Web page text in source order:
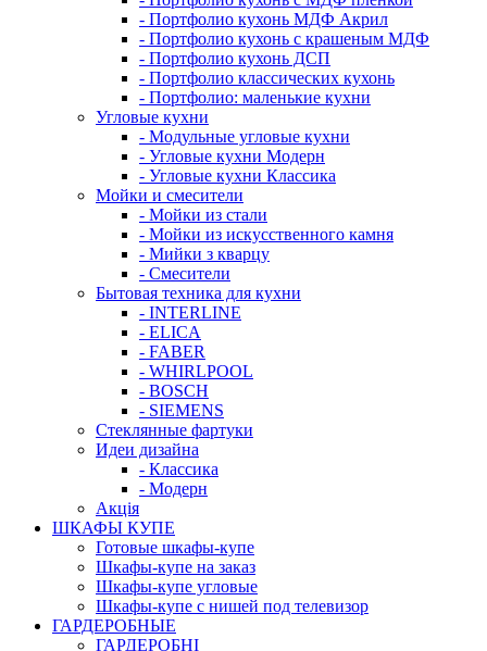
- Портфолио кухонь МДФ Акрил
- Портфолио кухонь с крашеным МДФ
- Портфолио кухонь ДСП
- Портфолио классических кухонь
- Портфолио: маленькие кухни
Угловые кухни
- Модульные угловые кухни
- Угловые кухни Модерн
- Угловые кухни Классика
Мойки и смесители
- Мойки из стали
- Мойки из искусственного камня
- Мийки з кварцу
- Смесители
Бытовая техника для кухни
- INTERLINE
- ELICA
- FABER
- WHIRLPOOL
- BOSCH
- SIEMENS
Стеклянные фартуки
Идеи дизайна
- Класcика
- Модерн
Акція
ШКАФЫ КУПЕ
Готовые шкафы-купе
Шкафы-купе на заказ
Шкафы-купе угловые
Шкафы-купе с нишей под телевизор
ГАРДЕРОБНЫЕ
ГАРДЕРОБНІ